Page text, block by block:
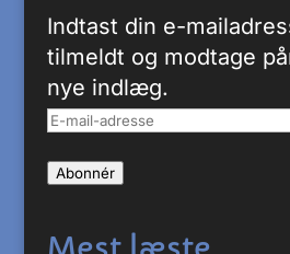
Indtast din e-
tilmeldt og modtage
nye indlæg.
E-
adresse
Abonnér